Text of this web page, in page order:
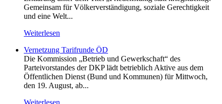
Gemeinsam für Völkerverständigung, soziale Gerechtigkeit
und eine Welt...
Weiterlesen
Vernetzung Tarifrunde ÖD
Die Kommission „Betrieb und Gewerkschaft“ des
Parteivorstandes der DKP lädt betrieblich Aktive aus dem
Öffentlichen Dienst (Bund und Kommunen) für Mittwoch,
den 19. August, ab...
Weiterlesen